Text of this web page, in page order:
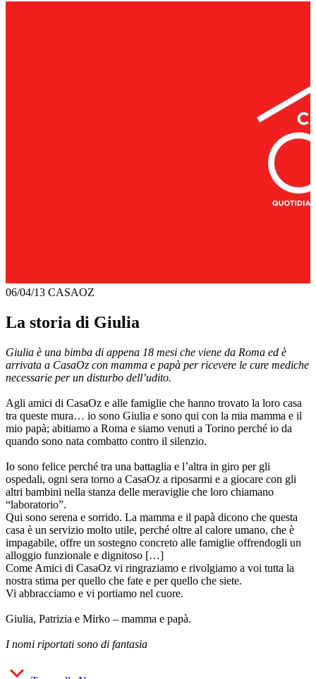
06/04/13 CASAOZ
La storia di Giulia
Giulia è una bimba di appena 18 mesi che viene da Roma ed è
arrivata a CasaOz con mamma e papà per ricevere le cure mediche
necessarie per un disturbo dell’udito.
Agli amici di CasaOz e alle famiglie che hanno trovato la loro casa
tra queste mura… io sono Giulia e sono qui con la mia mamma e il
mio papà; abitiamo a Roma e siamo venuti a Torino perché io da
quando sono nata combatto contro il silenzio.
Io sono felice perché tra una battaglia e l’altra in giro per gli
ospedali, ogni sera torno a CasaOz a riposarmi e a giocare con gli
altri bambini nella stanza delle meraviglie che loro chiamano
“laboratorio”.
Qui sono serena e sorrido. La mamma e il papà dicono che questa
casa è un servizio molto utile, perché oltre al calore umano, che è
impagabile, offre un sostegno concreto alle famiglie offrendogli un
alloggio funzionale e dignitoso […]
Come Amici di CasaOz vi ringraziamo e rivolgiamo a voi tutta la
nostra stima per quello che fate e per quello che siete.
Vi abbracciamo e vi portiamo nel cuore.
Giulia, Patrizia e Mirko – mamma e papà.
I nomi riportati sono di fantasia